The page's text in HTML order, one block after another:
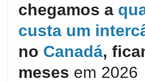
chegamos a
custa um
no Canadá,
meses em 2026